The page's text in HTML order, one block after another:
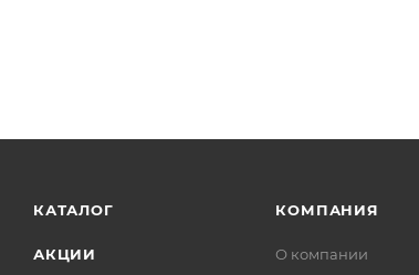
КАТАЛОГ
АКЦИИ
КОМПАНИЯ
О компании